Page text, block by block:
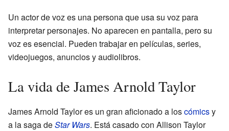
Un actor de voz es una persona que usa su voz para
interpretar personajes. No aparecen en pantalla, pero su
voz es esencial. Pueden trabajar en películas, series,
videojuegos, anuncios y audiolibros.
La vida de James Arnold Taylor
James Arnold Taylor es un gran aficionado a loscómicsy
a la saga deStar Wars. Está casado con Allison Taylor